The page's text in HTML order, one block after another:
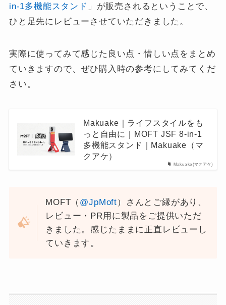
in-1多機能スタンド 」が販売されるということで、
ひと足先にレビューさせていただきました。
実際に使ってみて感じた良い点・惜しい点をまとめ
ていきますので、ぜひ購入時の参考にしてみてくだ
さい。
Makuake(マクアケ)
Makuake｜ライフスタイルをも
っと自由に｜MOFT JSF 8-in-1
多機能スタンド｜Makuake（マ
クアケ）
MOFT（ @JpMoft）さんとご縁があり、
レビュー・PR用に製品をご提供いただ
きました。感じたままに正直レビューし
ていきます。